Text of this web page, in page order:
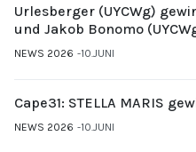
Urlesberger (UYCWg)
und Jakob Bonomo
Gubi (UYCMo)
NEWS 2026 10.JUNI
Cape31: STELLA MARIS
NEWS 2026 10.JUNI